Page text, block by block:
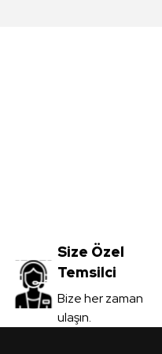
Size Özel
Temsilci
Bize her zaman
ulaşın.